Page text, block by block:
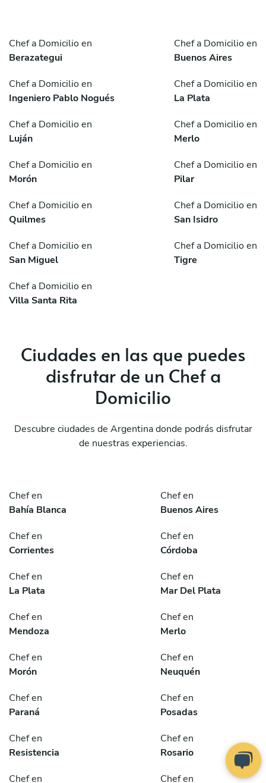
Chef a Domicilio en
Berazategui
Chef a Domicilio en
Buenos Aires
Chef a Domicilio en
Ingeniero Pablo Nogués
Chef a Domicilio en
La Plata
Chef a Domicilio en
Luján
Chef a Domicilio en
Merlo
Chef a Domicilio en
Morón
Chef a Domicilio en
Pilar
Chef a Domicilio en
Quilmes
Chef a Domicilio en
San Isidro
Chef a Domicilio en
San Miguel
Chef a Domicilio en
Tigre
Chef a Domicilio en
Villa Santa Rita
Ciudades en las que puedes
disfrutar de un Chef a
Domicilio
Descubre ciudades de Argentina donde podrás disfrutar
de nuestras experiencias.
Chef en
Bahía Blanca
Chef en
Buenos Aires
Chef en
Corrientes
Chef en
Córdoba
Chef en
La Plata
Chef en
Mar Del Plata
Chef en
Mendoza
Chef en
Merlo
Chef en
Morón
Chef en
Neuquén
Chef en
Paraná
Chef en
Posadas
Chef en
Resistencia
Chef en
Rosario
Chef en
Chef en